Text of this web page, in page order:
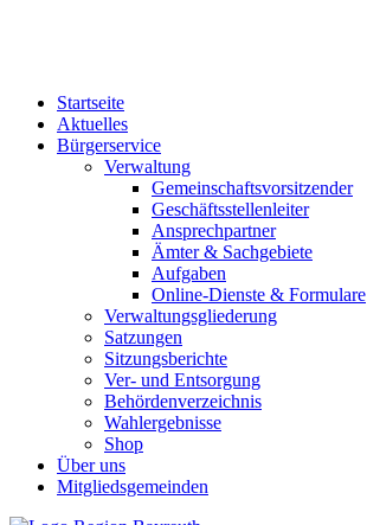
Startseite
Aktuelles
Bürgerservice
Verwaltung
Gemeinschaftsvorsitzender
Geschäftsstellenleiter
Ansprechpartner
Ämter & Sachgebiete
Aufgaben
Online-Dienste & Formulare
Verwaltungsgliederung
Satzungen
Sitzungsberichte
Ver- und Entsorgung
Behördenverzeichnis
Wahlergebnisse
Shop
Über uns
Mitgliedsgemeinden